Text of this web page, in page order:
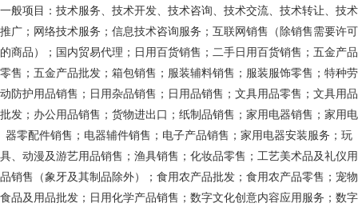
一般项目：技术服务、技术开发、技术咨询、技术交流、技术转让、技术
推广；网络技术服务；信息技术咨询服务；互联网销售（除销售需要许可
的商品）；国内贸易代理；日用百货销售；二手日用百货销售；五金产品
零售；五金产品批发；箱包销售；服装辅料销售；服装服饰零售；特种劳
动防护用品销售；日用杂品销售；日用品销售；文具用品零售；文具用品
批发；办公用品销售；货物进出口；纸制品销售；家用电器销售；家用电
器零配件销售；电器辅件销售；电子产品销售；家用电器安装服务；玩
具、动漫及游艺用品销售；渔具销售；化妆品零售；工艺美术品及礼仪用
品销售（象牙及其制品除外）；食用农产品批发；食用农产品零售；宠物
食品及用品批发；日用化学产品销售；数字文化创意内容应用服务；数字